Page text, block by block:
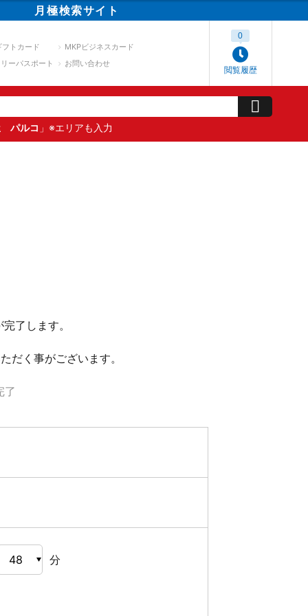
月極検索サイト
フトカード
MKPビジネスカード
ーパスポート
お問い合わせ
閲覧履歴
0
パルコ 」※エリアも入力
了します。
だく事がございます。
了
分